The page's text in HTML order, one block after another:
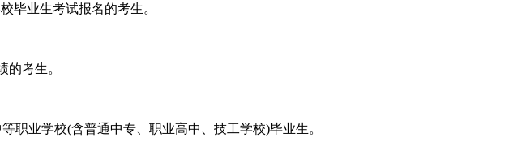
毕业生考试报名的考生。
考生。
业学校(含普通中专、职业高中、技工学校)毕业生。